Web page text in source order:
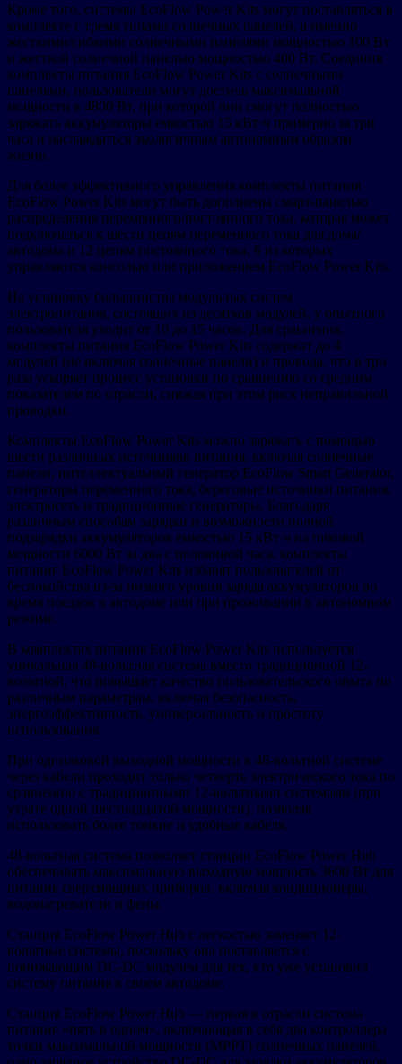
Кроме того, системы EcoFlow Power Kits могут поставляться в
комплекте с тремя типами солнечных панелей, а именно
жесткими/гибкими солнечными панелями мощностью 100 Вт
и жесткой солнечной панелью мощностью 400 Вт. Соединив
комплекты питания EcoFlow Power Kits с солнечными
панелями, пользователи могут достичь максимальной
мощности в 4800 Вт, при которой они смогут полностью
заряжать аккумуляторы емкостью 15 кВт·ч примерно за три
часа и наслаждаться экологичным автономным образом
жизни.
Для более эффективного управления комплекты питания
EcoFlow Power Kits могут быть дополнены смарт-панелью
распределения переменного/постоянного тока, которая может
подключаться к шести цепям переменного тока для дома/
автодома и 12 цепям постоянного тока, 6 из которых
управляются консолью или приложением EcoFlow Power Kits.
На установку большинства модульных систем
электропитания, состоящих из десятков модулей, у опытного
пользователя уходит от 10 до 15 часов. Для сравнения,
комплекты питания EcoFlow Power Kits содержат до 4
модулей (не включая солнечные панели) и провода, что в три
раза ускоряет процесс установки по сравнению со средним
показателем по отрасли, снижая при этом риск неправильной
проводки.
Комплекты EcoFlow Power Kits можно заряжать с помощью
шести различных источников питания, включая солнечные
панели, интеллектуальный генератор EcoFlow Smart Generator,
генераторы переменного тока, береговые источники питания,
электросеть и традиционные генераторы. Благодаря
различным способам зарядки и возможности полной
подзарядки аккумуляторов емкостью 15 кВт·ч на пиковой
мощности 6000 Вт за два с половиной часа, комплекты
питания EcoFlow Power Kits избавят пользователей от
беспокойства из-за низкого уровня заряда аккумуляторов во
время поездок в автодоме или при проживании в автономном
режиме.
В комплектах питания EcoFlow Power Kits используется
уникальная 48-вольтная система вместо традиционной 12-
вольтной, что повышает качество пользовательского опыта по
различным параметрам, включая безопасность,
энергоэффективность, универсальность и простоту
использования.
При одинаковой выходной мощности в 48-вольтной системе
через кабели проходит только четверть электрического тока по
сравнению с традиционными 12-вольтными системами (при
утрате одной шестнадцатой мощности), позволяя
использовать более тонкие и удобные кабеля.
48-вольтная система позволяет станции EcoFlow Power Hub
обеспечивать максимальную выходную мощность 3600 Вт для
питания сверхмощных приборов, включая кондиционеры,
водонагреватели и фены.
Станция EcoFlow Power Hub с легкостью заменяет 12-
вольтные системы, поскольку она поставляется с
понижающим DC-DC модулем для тех, кто уже установил
систему питания в своем автодоме.
Станция EcoFlow Power Hub — первая в отрасли система
питания «пять в одном», включающая в себя два контроллера
точки максимальной мощности (MPPT) солнечных панелей,